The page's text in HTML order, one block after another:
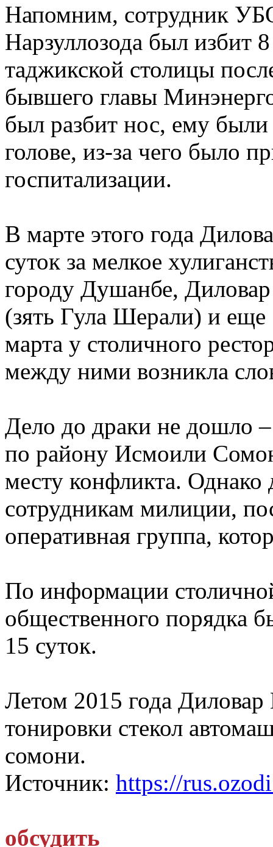
Напомним, сотрудник
Нарзуллозода был избит
таджикской столицы
бывшего главы
был разбит нос, ему
голове, из-за чего было
госпитализации.
В марте этого года
суток за мелкое
городу Душанбе,
(зять Гула Шерали) и
марта у столичного
между ними возникла
Дело до драки не дошло
по району Исмоили
месту конфликта.
сотрудникам милиции,
оперативная группа,
По информации
общественного порядка
15 суток.
Летом 2015 года
тонировки стекол
сомони.
Источник: https://
обсудить